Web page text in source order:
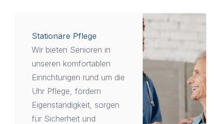
Stationäre Pflege
Wir bieten Senioren in
unseren komfortablen
Einrichtungen rund um die
Uhr Pflege, fördern
Eigenständigkeit, sorgen
für Sicherheit und